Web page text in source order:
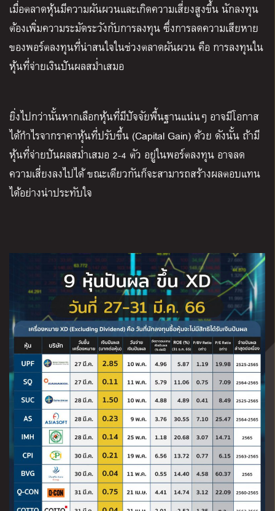
เมื่อตลาดหุ้นมีความผันผวนและเกิดความเสี่ยงสูงขึ้น นักลงทุน
ต้องเพิ่มความระมัดระวังกับการลงทุน ซึ่งการลดความเสียหาย
ของพอร์ตลงทุนที่น่าสนใจในช่วงตลาดผันผวน คือ การลงทุนใน
หุ้นที่จ่ายเงินปันผลสม่ำเสมอ
ยิ่งไปกว่านั้นหากเลือกหุ้นที่มีปัจจัยพื้นฐานแน่นๆ อาจมีโอกาส
ได้กำไรจากราคาหุ้นที่ปรับขึ้น (Capital Gain) ด้วย ดังนั้น ถ้ามี
หุ้นที่จ่ายปันผลสม่ำเสมอ 2-4 ตัว อยู่ในพอร์ตลงทุน อาจลด
ความเสี่ยงลงไปได้ ขณะเดียวกันก็จะสามารถสร้างผลตอบแทน
ได้อย่างน่าประทับใจ